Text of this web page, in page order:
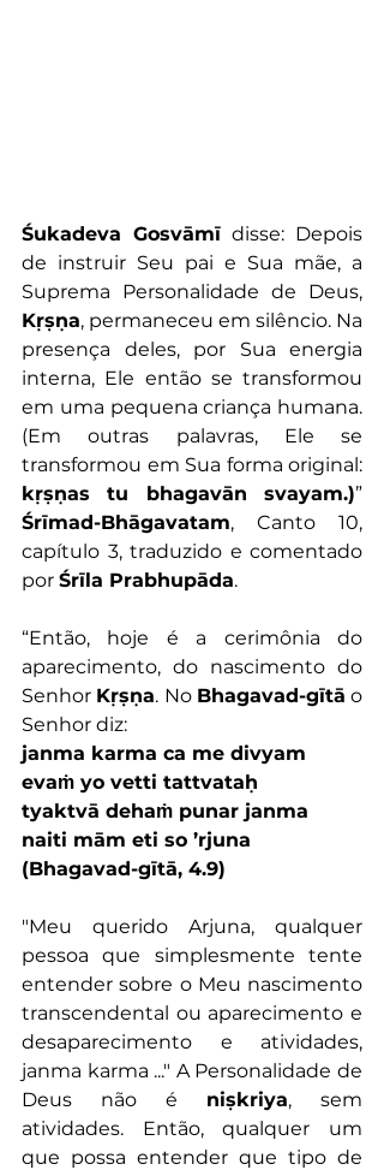
Śukadeva Gosvāmī disse: Depois
de instruir Seu pai e Sua mãe, a
Kṛṣṇa, permaneceu em silêncio. Na
presença deles, por Sua energia
interna, Ele então se transformou
em uma pequena criança humana.
(Em outras palavras, Ele se
kṛṣṇas tu bhagavān svayam.)
Śrīmad-Bhāgavatam, Canto 10,
capítulo 3, traduzido e comentado
por Śrīla Prabhupāda.
“Então, hoje é a cerimônia do
aparecimento, do nascimento do
Senhor Kṛṣṇa. No Bhagavad-gītā o
Senhor diz:
janma karma ca me divyam
evaṁ yo vetti tattvataḥ
tyaktvā dehaṁ punar janma
naiti mām eti so ’rjuna
(Bhagavad-gītā, 4.9)
"Meu querido Arjuna, qualquer
pessoa que simplesmente tente
entender sobre o Meu nascimento
transcendental ou aparecimento e
desaparecimento e atividades,
janma karma ..." A Personalidade de
Deus não é niṣkriya, sem
atividades. Então, qualquer um
que possa entender que tipo de